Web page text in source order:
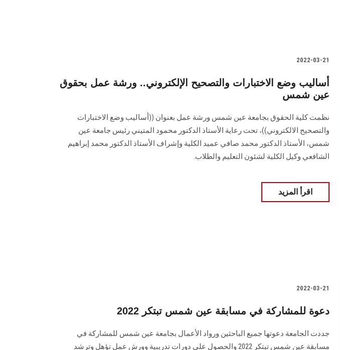
2022-03-21
أساليب وضع الاختبارات والتصحيح الإلكتروني.. ورشة عمل بحقوق
عين شمس
نظمت كلية الحقوق بجامعة عين شمس ورشة عمل بعنوان ((أساليب وضع الاختبارات
والتصحيح الالكتروني))، تحت رعاية الأستاذ الدكتور محمود المتيني رئيس جامعة عين
شمس، الأستاذ الدكتور محمد صافي عميد الكلية وإشراف الأستاذ الدكتور محمد إبراهيم
الشافعي وكيل الكلية لشئون التعليم والطلاب.
اقرأ المزيد
2022-03-21
دعوة للمشاركة في مسابقة عين شمس تبتكر 2022
جددت الجامعة دعوتها جميع الباحثين ورواد الأعمال بجامعة عين شمس للمشاركة في
مسابقة عين شمس تبتكر 2022 والحصول على دورات تدريبية وورش عمل تؤهل وترشد